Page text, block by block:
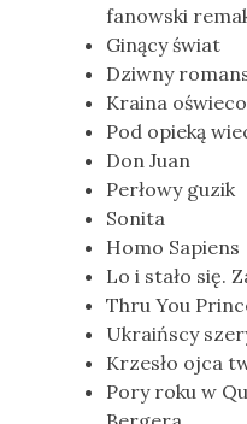
fanowski
Ginący świat
Dziwny
Kraina
Pod opieką
Don Juan
Perłowy guzik
Sonita
Homo Sapiens
Lo i stało się.
Thru You
Ukraińscy
Krzesło ojca
Pory roku w